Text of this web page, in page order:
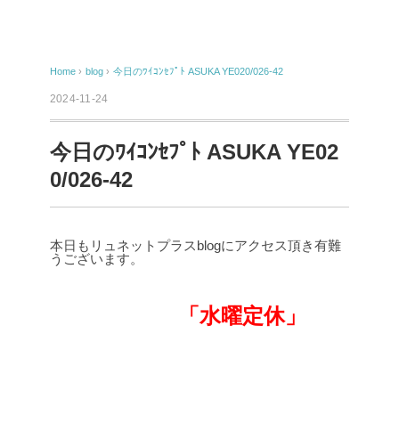
Home › blog › 今日のﾜｲｺﾝｾﾌﾟﾄ ASUKA YE020/026-42
2024-11-24
今日のﾜｲｺﾝｾﾌﾟﾄ ASUKA YE02
0/026-42
本日もリュネットプラスblogにアクセス頂き有難
うございます。
「水曜定休」